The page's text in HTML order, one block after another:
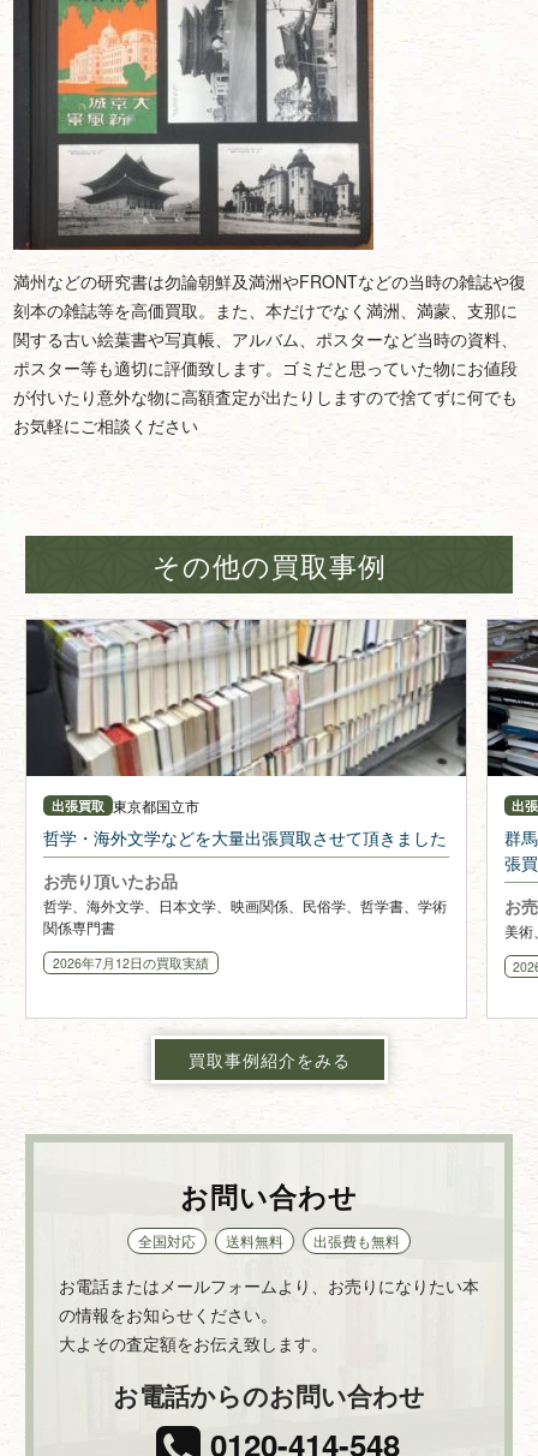
満州などの研究書は勿論朝鮮及満洲やFRONTなどの当時の雑誌や復
刻本の雑誌等を高価買取。また、本だけでなく満洲、満蒙、支那に
関する古い絵葉書や写真帳、アルバム、ポスターなど当時の資料、
ポスター等も適切に評価致します。ゴミだと思っていた物にお値段
が付いたり意外な物に高額査定が出たりしますので捨てずに何でも
お気軽にご相談ください
その他の買取事例
出張買取 東京都国立市
哲学・海外文学などを大量出張買取させて頂きました
お売り頂いたお品
哲学、海外文学、日本文学、映画関係、民俗学、哲学書、学術
関係専門書
2026年7月12日の買取実績
出
群
張
お
美術
買取事例紹介をみる
お問い合わせ
全国対応 送料無料 出張費も無料
お電話またはメールフォームより、お売りになりたい本
の情報をお知らせください。
大よその査定額をお伝え致します。
お電話からのお問い合わせ
0120-414-548